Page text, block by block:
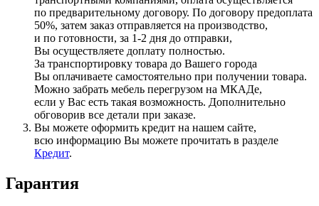
по предварительному договору. По договору предоплата
50%, затем заказ отправляется на производство,
и по готовности, за 1-2 дня до отправки,
Вы осуществляете доплату полностью.
За транспортировку товара до Вашего города
Вы оплачиваете самостоятельно при получении товара.
Можно забрать мебель перегрузом на МКАДе,
если у Вас есть такая возможность. Дополнительно
обговорив все детали при заказе.
Вы можете оформить кредит на нашем сайте,
всю информацию Вы можете прочитать в разделе
Кредит.
Гарантия